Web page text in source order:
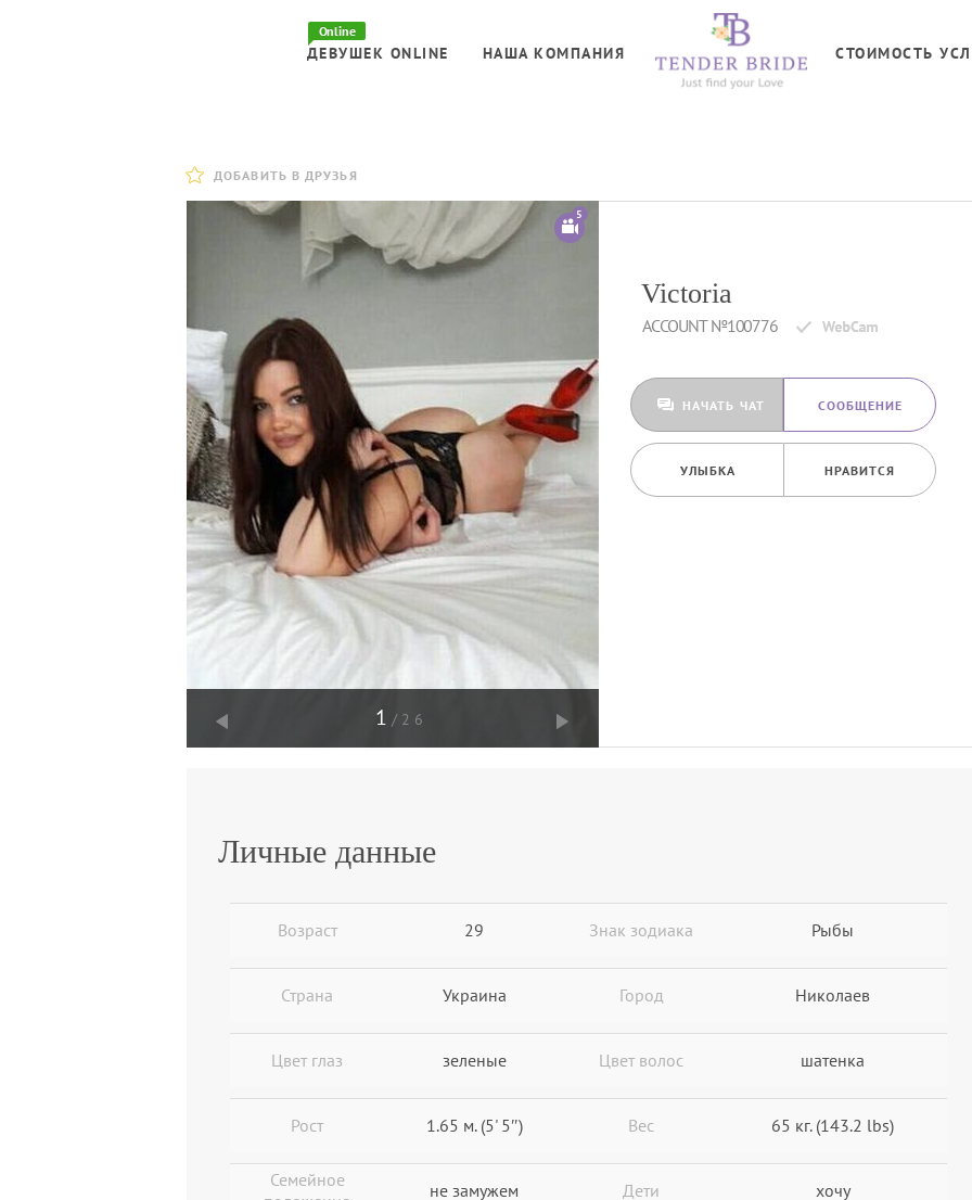
Online
ДЕВУШЕК ONLINE НАША КОМПАНИЯ СТОИМОСТЬ
ДОБАВИТЬ В ДРУЗЬЯ
5
1 /26
Victoria
ACCOUNT №100776
НАЧАТЬ ЧАТ CООБЩЕНИЕ
УЛЫБКА НРАВИТСЯ
Личные данные
Возраст 29 Знак зодиака Рыбы
Страна Украина Город Николаев
Цвет глаз зеленые Цвет волос шатенка
Рост 1.65 м. (5' 5″) Вес 65 кг. (143.2 lbs)
Семейное
не замужем Дети хочу